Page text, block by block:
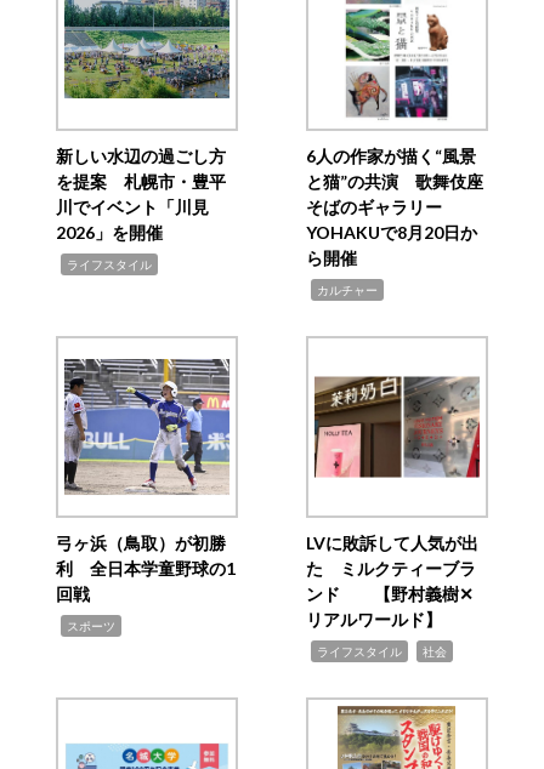
新しい水辺の過ごし方
を提案 札幌市・豊平
川でイベント「川見
2026」を開催
ライフスタイル
6人の作家が描く“風景
と猫”の共演 歌舞伎座
そばのギャラリー
YOHAKUで8月20日か
ら開催
カルチャー
弓ヶ浜（鳥取）が初勝
利 全日本学童野球の1
回戦
スポーツ
LVに敗訴して人気が出
た ミルクティーブラ
ンド 【野村義樹✕
リアルワールド】
ライフスタイル 社会